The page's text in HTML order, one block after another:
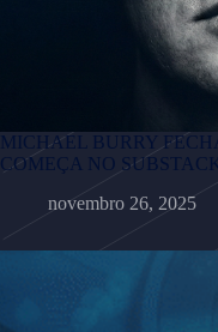
MICHAEL BURRY
COMEÇA NO SUBSTACK
novembro 26, 2025